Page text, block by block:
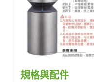
規格與配件